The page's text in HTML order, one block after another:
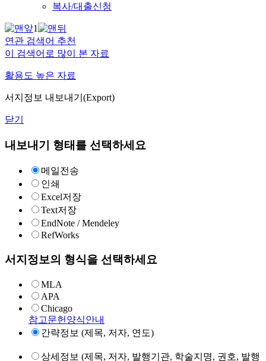
복사/대출신청
1
연관 검색어 추천
이 검색어로 많이 본 자료
활용도 높은 자료
서지정보 내보내기(Export)
닫기
내보내기 형태를 선택하세요
메일전송
인쇄
Excel저장
Text저장
EndNote / Mendeley
RefWorks
서지정보의 형식을 선택하세요
MLA
APA
Chicago
참고문헌양식안내
간략정보 (제목, 저자, 연도)
상세정보 (제목, 저자, 발행기관, 학술지명, 권호, 발행